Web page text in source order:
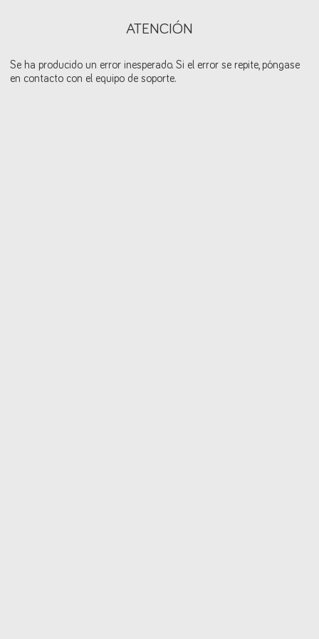
ATENCIÓN
Se ha producido un error inesperado. Si el error se repite, póngase
en contacto con el equipo de soporte.